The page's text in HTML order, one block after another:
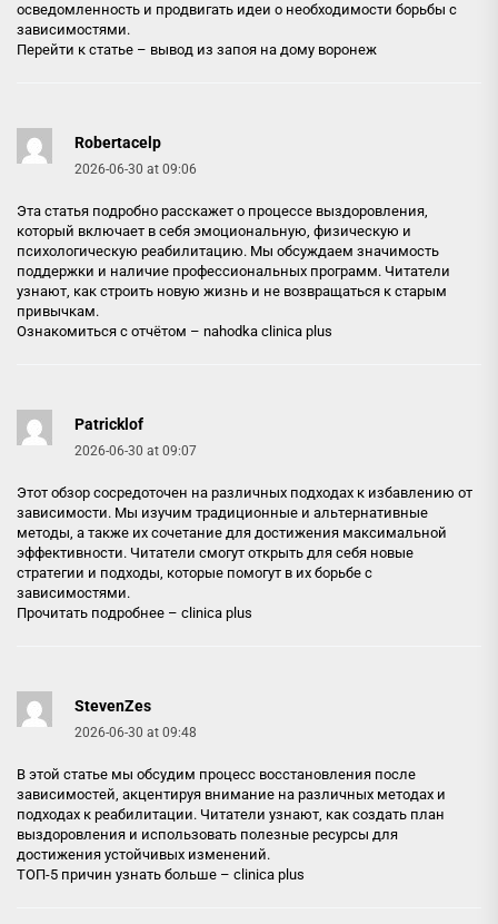
осведомленность и продвигать идеи о необходимости борьбы с
зависимостями.
Перейти к статье – вывод из запоя на дому воронеж
Robertacelp
2026-06-30 at 09:06
Эта статья подробно расскажет о процессе выздоровления,
который включает в себя эмоциональную, физическую и
психологическую реабилитацию. Мы обсуждаем значимость
поддержки и наличие профессиональных программ. Читатели
узнают, как строить новую жизнь и не возвращаться к старым
привычкам.
Ознакомиться с отчётом – nahodka clinica plus
Patricklof
2026-06-30 at 09:07
Этот обзор сосредоточен на различных подходах к избавлению от
зависимости. Мы изучим традиционные и альтернативные
методы, а также их сочетание для достижения максимальной
эффективности. Читатели смогут открыть для себя новые
стратегии и подходы, которые помогут в их борьбе с
зависимостями.
Прочитать подробнее – clinica plus
StevenZes
2026-06-30 at 09:48
В этой статье мы обсудим процесс восстановления после
зависимостей, акцентируя внимание на различных методах и
подходах к реабилитации. Читатели узнают, как создать план
выздоровления и использовать полезные ресурсы для
достижения устойчивых изменений.
ТОП-5 причин узнать больше – clinica plus